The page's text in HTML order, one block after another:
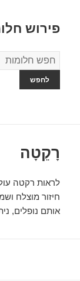
פירוש
מילון
החלומות
רָקֵטָה
לראות רקטה
חיזור מוצלח
אותם נופלים,